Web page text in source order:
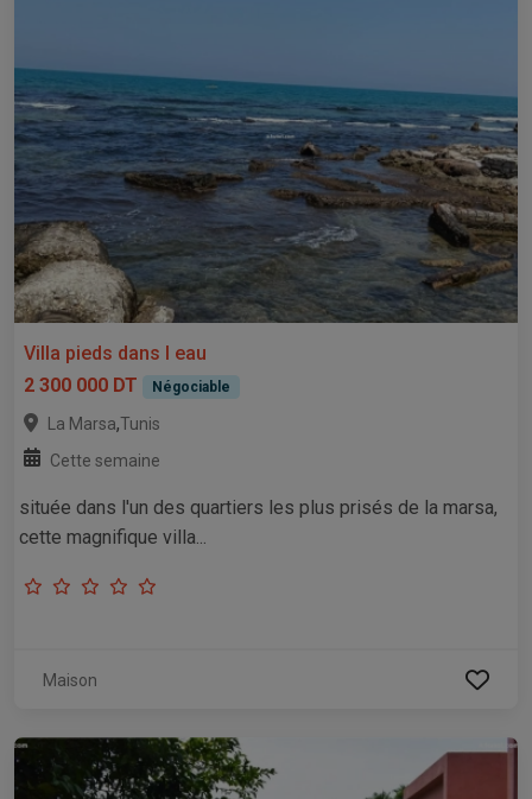
Villa pieds dans l eau
2 300 000 DT
Négociable
La Marsa,Tunis
Cette semaine
située dans l'un des quartiers les plus prisés de la marsa,
cette magnifique villa...
Maison